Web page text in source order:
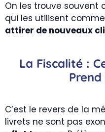
On les trouve souvent
qui les utilisent comme
attirer de nouveaux
La Fiscalité :
C’est le revers de la
livrets ne sont pas